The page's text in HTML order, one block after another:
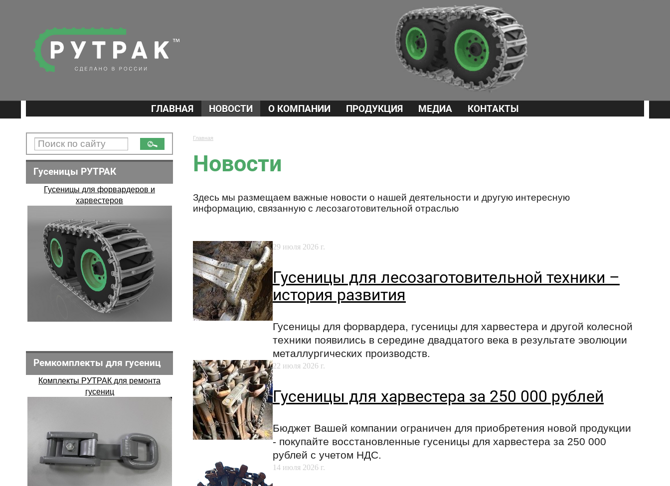
ГЛАВНАЯ НОВОСТИ О КОМПАНИИ ПРОДУКЦИЯ МЕДИА КОНТАКТЫ
Гусеницы РУТРАК
Гусеницы для форвардеров и
харвестеров
Ремкомплекты для гусениц
Комплекты РУТРАК для ремонта
гусениц
Главная
Новости
Здесь мы размещаем важные новости о нашей деятельности и другую интересную
информацию, связанную с лесозаготовительной отраслью
29 июля 2026 г.
Гусеницы для лесозаготовительной техники –
история развития
Гусеницы для форвардера, гусеницы для харвестера и другой колесной
техники появились в середине двадцатого века в результате эволюции
металлургических производств.
22 июля 2026 г.
Гусеницы для харвестера за 250 000 рублей
Бюджет Вашей компании ограничен для приобретения новой продукции
- покупайте восстановленные гусеницы для харвестера за 250 000
рублей с учетом НДС.
14 июля 2026 г.